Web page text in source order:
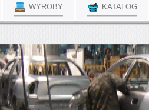
WYROBY KATALOG